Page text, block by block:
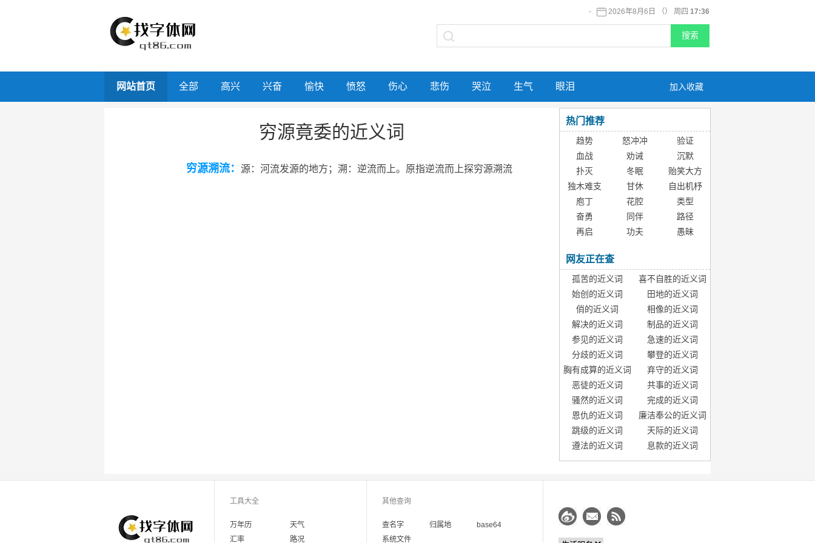
- 2026年8月6日 （） 周四 17:36
加入收藏
网站首页 全部 高兴 兴奋 愉快 愤怒 伤心 悲伤 哭泣 生气 眼泪
穷源竟委的近义词
穷源溯流： 源：河流发源的地方；溯：逆流而上。原指逆流而上探穷源溯流
热门推荐
趋势 怒冲冲
验证
血战
劝诫
沉默
扑灭
冬眠
贻笑大方
独木难支
甘休
自出机杼
庖丁
花腔
类型
奋勇
同伴
路径
再启
功夫 愚昧
网友正在查
孤苦的近义词
喜不自胜的近义词
始创的近义词
田地的近义词
俏的近义词
相像的近义词
解决的近义词
制品的近义词
参见的近义词
急速的近义词
分歧的近义词
攀登的近义词
胸有成算的近义词
弃守的近义词
恶徒的近义词
共事的近义词
骚然的近义词
完成的近义词
恩仇的近义词
廉洁奉公的近义词
跳级的近义词
天际的近义词
遵法的近义词
息款的近义词
工具大全
万年历
天气
汇率
路况
其他查询
查名字 归属地
base64
系统文件